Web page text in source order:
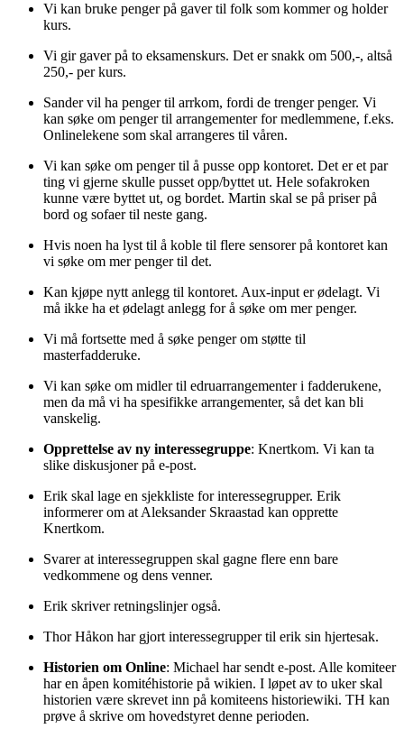
Vi kan bruke penger på gaver til folk som kommer og holder
kurs.
Vi gir gaver på to eksamenskurs. Det er snakk om 500,-, altså
250,- per kurs.
Sander vil ha penger til arrkom, fordi de trenger penger. Vi
kan søke om penger til arrangementer for medlemmene, f.eks.
Onlinelekene som skal arrangeres til våren.
Vi kan søke om penger til å pusse opp kontoret. Det er et par
ting vi gjerne skulle pusset opp/byttet ut. Hele sofakroken
kunne være byttet ut, og bordet. Martin skal se på priser på
bord og sofaer til neste gang.
Hvis noen ha lyst til å koble til flere sensorer på kontoret kan
vi søke om mer penger til det.
Kan kjøpe nytt anlegg til kontoret. Aux-input er ødelagt. Vi
må ikke ha et ødelagt anlegg for å søke om mer penger.
Vi må fortsette med å søke penger om støtte til
masterfadderuke.
Vi kan søke om midler til edruarrangementer i fadderukene,
men da må vi ha spesifikke arrangementer, så det kan bli
vanskelig.
Opprettelse av ny interessegruppe: Knertkom. Vi kan ta
slike diskusjoner på e-post.
Erik skal lage en sjekkliste for interessegrupper. Erik
informerer om at Aleksander Skraastad kan opprette
Knertkom.
Svarer at interessegruppen skal gagne flere enn bare
vedkommene og dens venner.
Erik skriver retningslinjer også.
Thor Håkon har gjort interessegrupper til erik sin hjertesak.
Historien om Online: Michael har sendt e-post. Alle komiteer
har en åpen komitéhistorie på wikien. I løpet av to uker skal
historien være skrevet inn på komiteens historiewiki. TH kan
prøve å skrive om hovedstyret denne perioden.